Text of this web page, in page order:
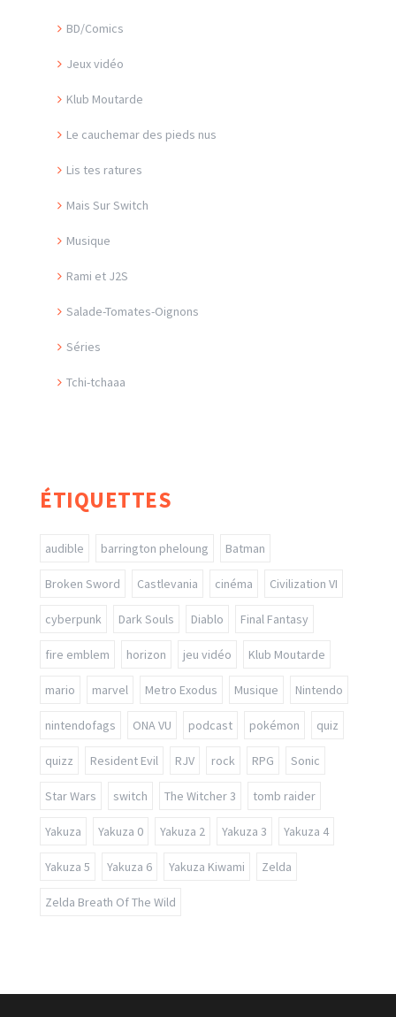
BD/Comics
Jeux vidéo
Klub Moutarde
Le cauchemar des pieds nus
Lis tes ratures
Mais Sur Switch
Musique
Rami et J2S
Salade-Tomates-Oignons
Séries
Tchi-tchaaa
ÉTIQUETTES
audible barrington pheloung Batman
Broken Sword Castlevania cinéma Civilization VI
cyberpunk Dark Souls Diablo Final Fantasy
fire emblem horizon jeu vidéo Klub Moutarde
mario marvel Metro Exodus Musique Nintendo
nintendofags ONA VU podcast pokémon quiz
quizz Resident Evil RJV rock RPG Sonic
Star Wars switch The Witcher 3 tomb raider
Yakuza Yakuza 0 Yakuza 2 Yakuza 3 Yakuza 4
Yakuza 5 Yakuza 6 Yakuza Kiwami Zelda
Zelda Breath Of The Wild